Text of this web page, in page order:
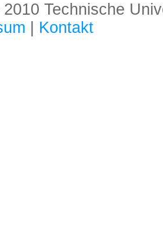
Technische
Kontakt